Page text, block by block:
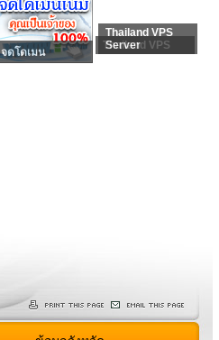
จดโดเมน
Thailand VPS
Thailand VPS
Server